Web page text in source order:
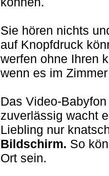
Sie hören nichts
auf Knopfdruck
werfen ohne Ihren
wenn es im
Das Video-
zuverlässig wacht
Liebling nur
Bildschirm. So
Ort sein.